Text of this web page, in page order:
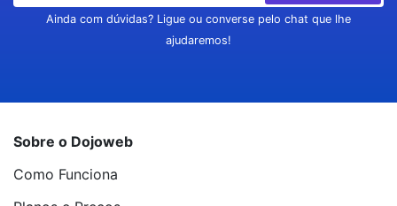
Ainda com dúvidas? Ligue ou converse pelo chat que lhe
ajudaremos!
Sobre o Dojoweb
Como Funciona